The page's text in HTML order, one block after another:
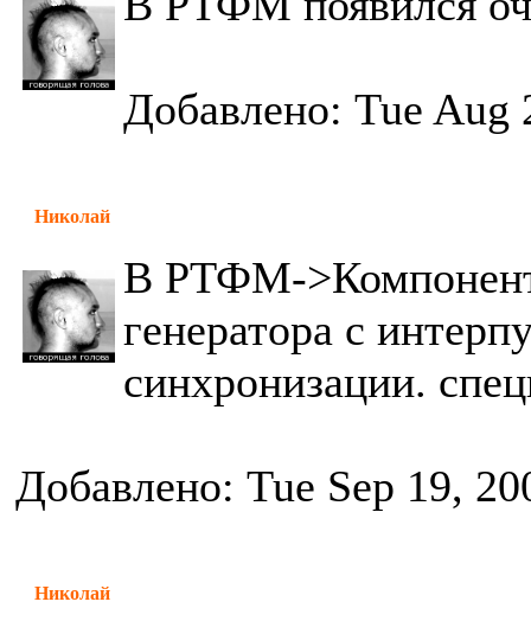
Добавлено: Tue Aug
Николай
В РТФМ-
генератора с
синхронизации.
Добавлено: Tue Sep 19,
Николай